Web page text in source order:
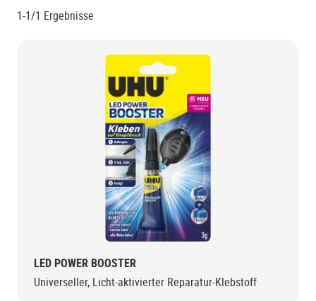
1-1/1 Ergebnisse
LED POWER BOOSTER
Universeller, Licht-aktivierter Reparatur-Klebstoff